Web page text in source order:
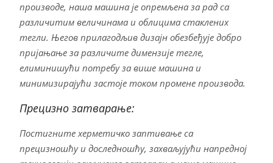
производе, наша машина је опремљена за рад са
различитим величинама и облицима стаклених
тегли. Његов прилагодљив дизајн обезбеђује добро
пријањање за различите димензије тегле,
елиминишући потребу за више машина и
минимизирајући застоје током промене производа.
Прецизно затварање:
Постигните херметичко заптивање са
прецизношћу и доследношћу, захваљујући напредној